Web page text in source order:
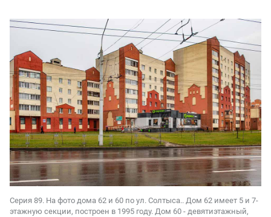
Серия 89. На фото дома 62 и 60 по ул. Солтыса.. Дом 62 имеет 5 и 7-
этажную секции, построен в 1995 году. Дом 60 - девятиэтажный,